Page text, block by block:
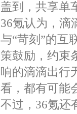
盖到，共享单
36氪认为，滴
与“苛刻”的互
策鼓励，约束
响的滴滴出行
看，都有可能
不过，36氪还